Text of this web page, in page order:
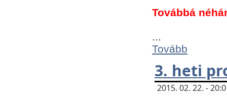
Továbbá
...
Tovább
3. heti
2015. 02. 22. -